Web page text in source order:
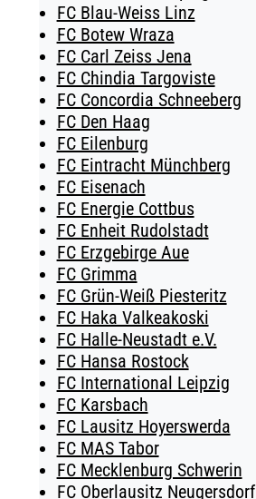
FC Blau-Weiss Linz
FC Botew Wraza
FC Carl Zeiss Jena
FC Chindia Targoviste
FC Concordia Schneeberg
FC Den Haag
FC Eilenburg
FC Eintracht Münchberg
FC Eisenach
FC Energie Cottbus
FC Enheit Rudolstadt
FC Erzgebirge Aue
FC Grimma
FC Grün-Weiß Piesteritz
FC Haka Valkeakoski
FC Halle-Neustadt e.V.
FC Hansa Rostock
FC International Leipzig
FC Karsbach
FC Lausitz Hoyerswerda
FC MAS Tabor
FC Mecklenburg Schwerin
FC Oberlausitz Neugersdorf